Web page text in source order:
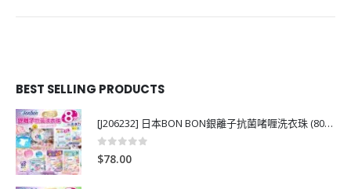
BEST SELLING PRODUCTS
[J206232] 日本BON BON銀離子抗菌啫喱洗衣珠 (80粒)
0out of 5
$78.00